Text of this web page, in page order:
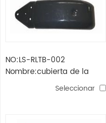
NO:LS-RLTB-002
Nombre:cubierta de la
esquina keraxSeleccionar